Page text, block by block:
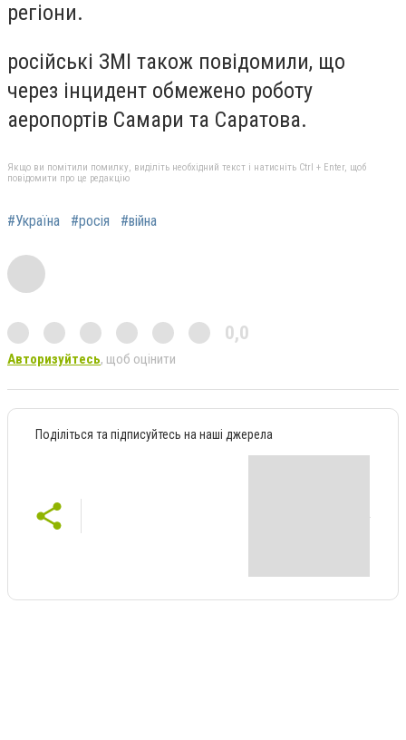
регіони.
російські ЗМІ також повідомили, що
через інцидент обмежено роботу
аеропортів Самари та Саратова.
Якщо ви помітили помилку, виділіть необхідний текст і натисніть Ctrl + Enter, щоб
повідомити про це редакцію
#Україна #росія #війна
0,0
Авторизуйтесь, щоб оцінити
Поділіться та підписуйтесь на наші джерела